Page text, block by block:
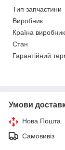
Тип запчастини
Виробник
Країна виробник
Стан
Гарантійний
Умови
Нова Пошта
Самовивіз